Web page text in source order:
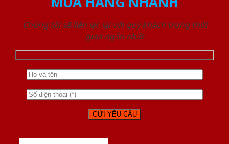
Chúng tôi sẽ liên lạc lại với quý khách trong thời
gian ngắn nhất